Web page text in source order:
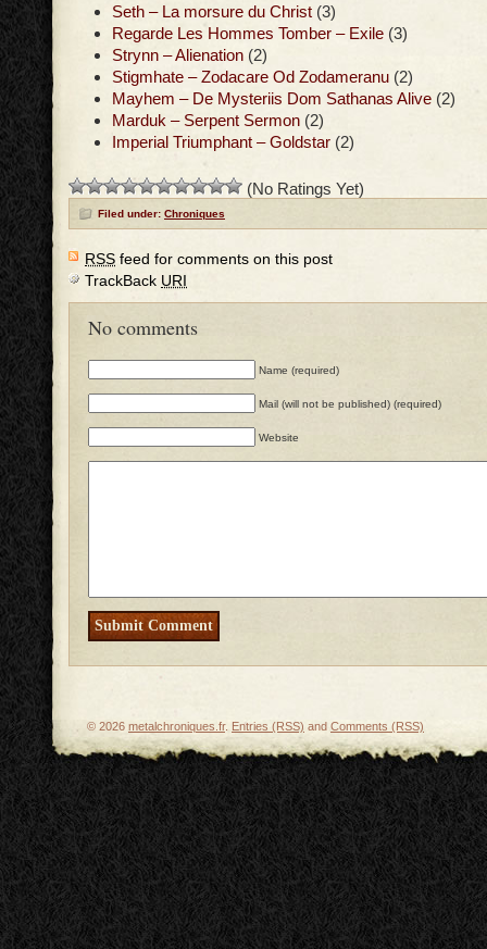
Seth – La morsure du Christ (3)
Regarde Les Hommes Tomber – Exile (3)
Strynn – Alienation (2)
Stigmhate – Zodacare Od Zodameranu (2)
Mayhem – De Mysteriis Dom Sathanas Alive (2)
Marduk – Serpent Sermon (2)
Imperial Triumphant – Goldstar (2)
(No Ratings Yet)
Filed under: Chroniques
RSS feed for comments on this post
TrackBack URI
No comments
Name (required)
Mail (will not be published) (required)
Website
© 2026 metalchroniques.fr. Entries (RSS) and Comments (RSS)